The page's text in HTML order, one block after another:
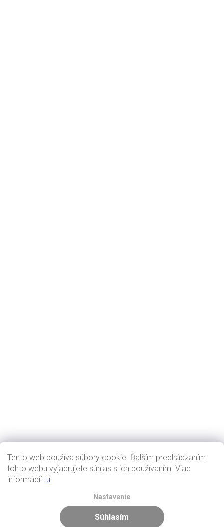
Tento web používa súbory cookie. Ďalším prechádzaním
tohto webu vyjadrujete súhlas s ich používaním. Viac
informáciítu.
Nastavenie
Súhlasím